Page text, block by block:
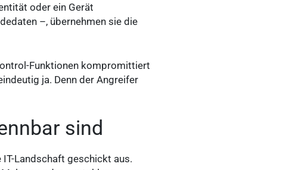
oder ein Gerät
–, übernehmen sie die
Funktionen kompromittiert
ja. Denn der Angreifer
sind
Landschaft geschickt aus.